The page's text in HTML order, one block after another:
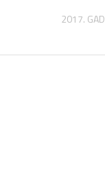
2017.